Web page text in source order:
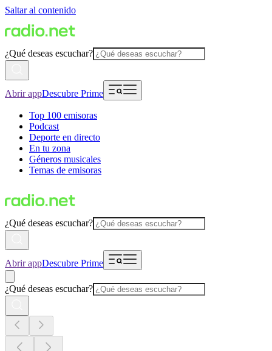
Saltar al contenido
¿Qué deseas escuchar?
Abrir appDescubre Prime
Top 100 emisoras
Podcast
Deporte en directo
En tu zona
Géneros musicales
Temas de emisoras
¿Qué deseas escuchar?
Abrir appDescubre Prime
¿Qué deseas escuchar?